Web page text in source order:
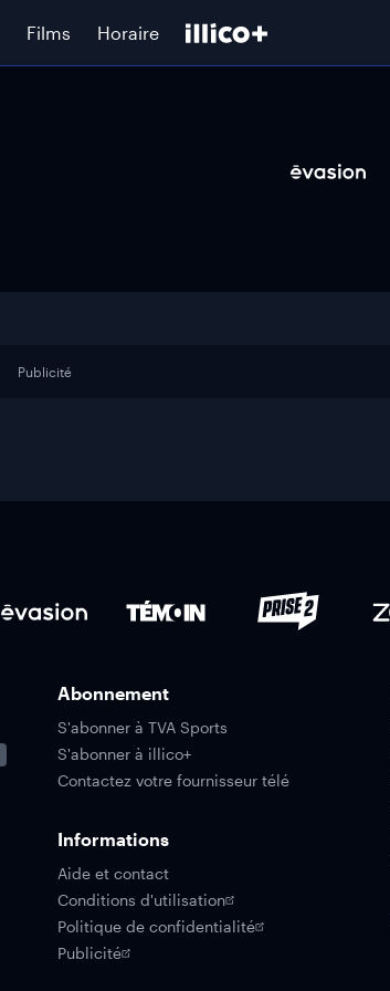
Films Horaire
Publicité
Abonnement
S'abonner à TVA Sports
S'abonner à illico+
Contactez votre fournisseur télé
Informations
Aide et contact
Conditions d'utilisation
Politique de confidentialité
Publicité